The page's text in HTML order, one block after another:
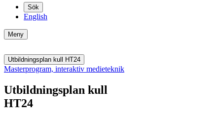
Sök
English
Meny
Utbildningsplan kull HT24
Masterprogram, interaktiv medieteknik
Utbildningsplan kull
HT24